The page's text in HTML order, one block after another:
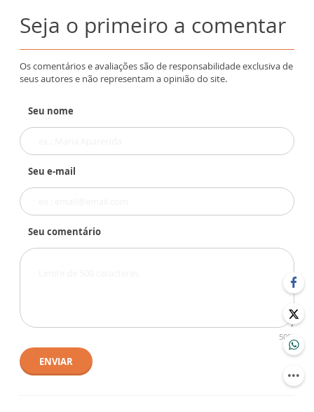
Seja o primeiro a comentar
Os comentários e avaliações são de responsabilidade exclusiva de
seus autores e não representam a opinião do site.
Seu nome
Seu e-mail
Seu comentário
500
ENVIAR